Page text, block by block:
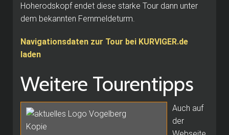
Hoherodskopf endet diese starke Tour dann unter
dem bekannten Fernmeldeturm.
Navigationsdaten zur Tour bei KURVIGER.de
laden
Weitere Tourentipps
Auch auf
der